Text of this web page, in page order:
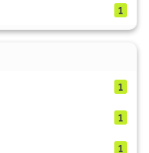
1
1
1
1